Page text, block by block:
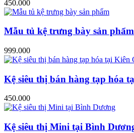
450.000
Mẫu tủ kệ trưng bày sản phẩm
999.000
Kệ siêu thị bán hàng tạp hóa
450.000
Kệ siêu thị Mini tại Bình